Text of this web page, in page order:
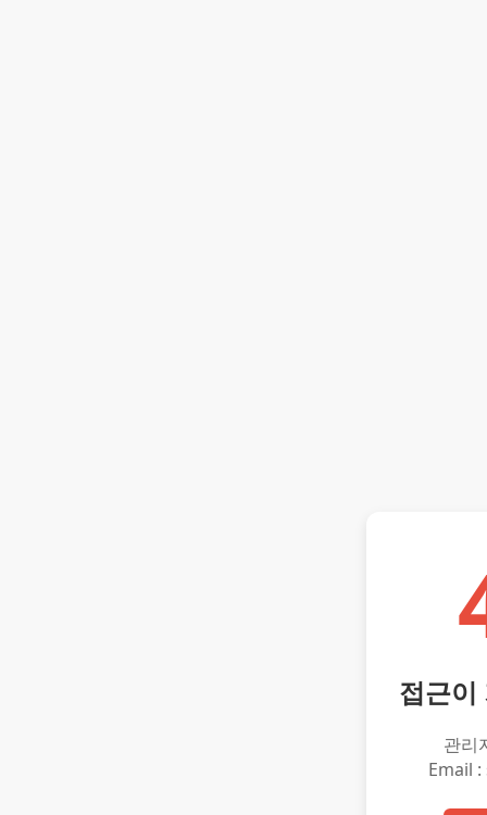
접근이
관리
Email